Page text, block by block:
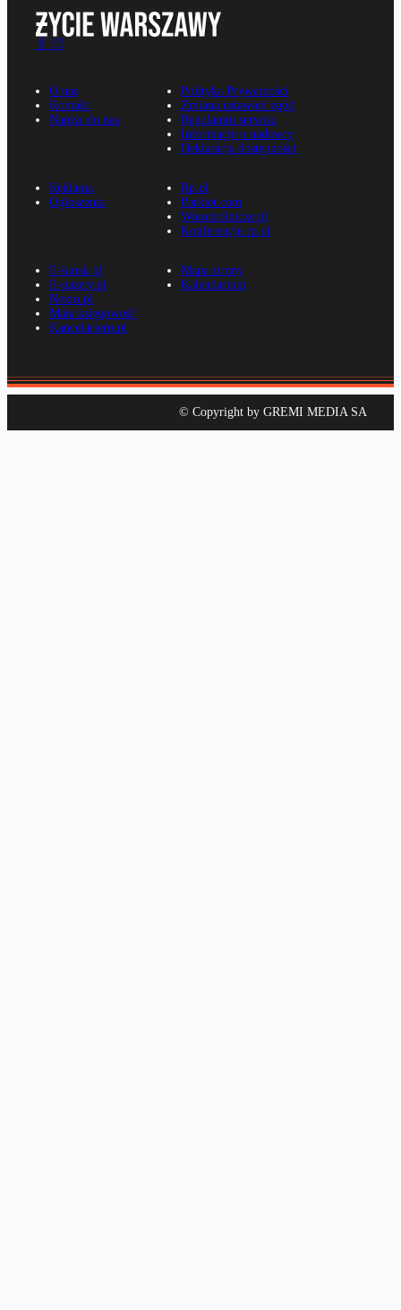
O nas
Kontakt
Napisz do nas
Polityka Prywatności
Zmiana ustawień zgód
Regulamin serwisu
Informacje o nadawcy
Deklaracja dostępności
Reklama
Ogłoszenia
Rp.pl
Parkiet.com
Wiescirolnicze.pl
Konferencje.rp.pl
E-kiosk.pl
E-gazety.pl
Nexto.pl
Mała księgowość
Kancelarierp.pl
Mapa strony
Kalendarium
© Copyright by GREMI MEDIA SA